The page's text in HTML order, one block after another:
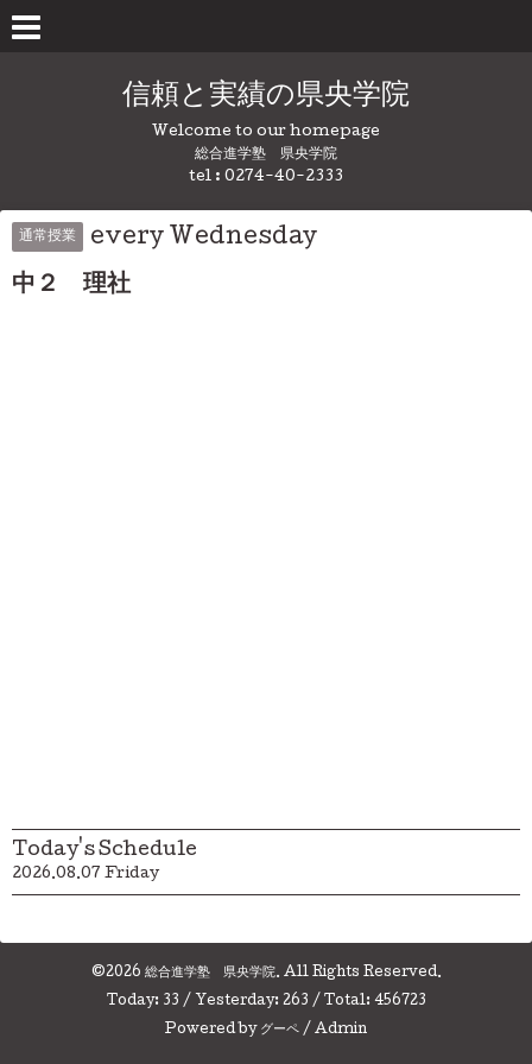
信頼と実績の県央学院
Welcome to our homepage
総合進学塾 県央学院
tel : 0274-40-2333
通常授業 every Wednesday
中２ 理社
Today's Schedule
2026.08.07 Friday
©2026 総合進学塾 県央学院. All Rights Reserved.
Today: 33 / Yesterday: 263 / Total: 456723
Powered by グーペ / Admin